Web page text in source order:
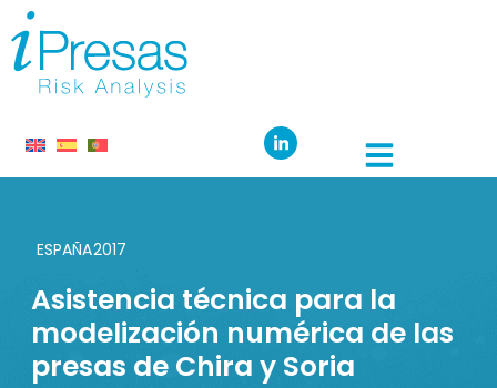
ESPAÑA2017
Asistencia técnica para la
modelización numérica de las
presas de Chira y Soria